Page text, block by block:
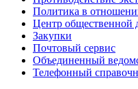
Политика в
Центр общественной
Закупки
Почтовый сервис
Объединенный
Телефонный